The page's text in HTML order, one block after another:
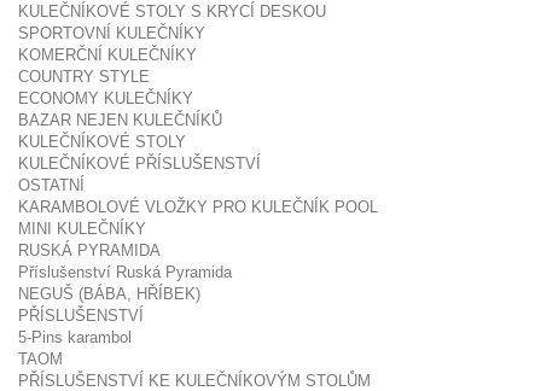
KULEČNÍKOVÉ STOLY S KRYCÍ DESKOU
SPORTOVNÍ KULEČNÍKY
KOMERČNÍ KULEČNÍKY
COUNTRY STYLE
ECONOMY KULEČNÍKY
BAZAR NEJEN KULEČNÍKŮ
KULEČNÍKOVÉ STOLY
KULEČNÍKOVÉ PŘÍSLUŠENSTVÍ
OSTATNÍ
KARAMBOLOVÉ VLOŽKY PRO KULEČNÍK POOL
MINI KULEČNÍKY
RUSKÁ PYRAMIDA
Příslušenství Ruská Pyramida
NEGUŠ (BÁBA, HŘÍBEK)
PŘÍSLUŠENSTVÍ
5-Pins karambol
TAOM
PŘÍSLUŠENSTVÍ KE KULEČNÍKOVÝM STOLŮM